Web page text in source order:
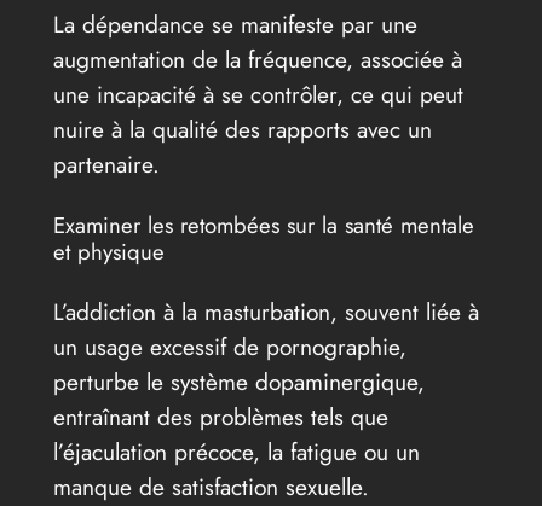
La dépendance se manifeste par une
augmentation de la fréquence, associée à
une incapacité à se contrôler, ce qui peut
nuire à la qualité des rapports avec un
partenaire.
Examiner les retombées sur la santé mentale
et physique
L’addiction à la masturbation, souvent liée à
un usage excessif de pornographie,
perturbe le système dopaminergique,
entraînant des problèmes tels que
l’éjaculation précoce, la fatigue ou un
manque de satisfaction sexuelle.